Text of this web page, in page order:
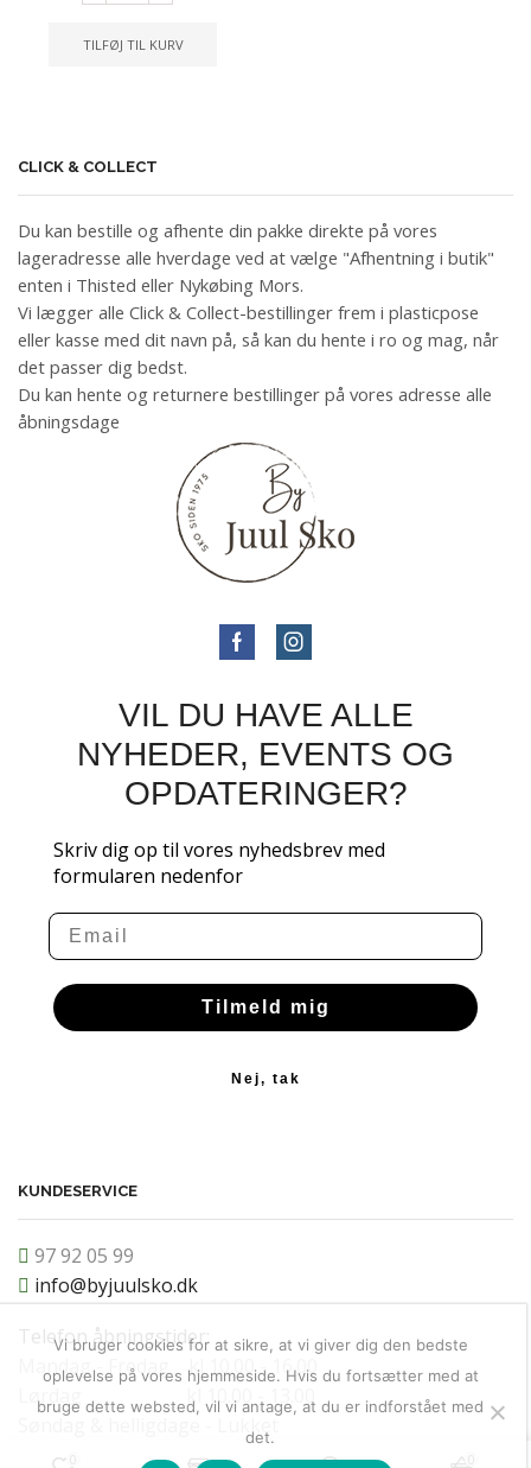
TILFØJ TIL KURV
CLICK & COLLECT
Du kan bestille og afhente din pakke direkte på vores
lageradresse alle hverdage ved at vælge "Afhentning i butik"
enten i Thisted eller Nykøbing Mors.
Vi lægger alle Click & Collect-bestillinger frem i plasticpose
eller kasse med dit navn på, så kan du hente i ro og mag, når
det passer dig bedst.
Du kan hente og returnere bestillinger på vores adresse alle
åbningsdage
VIL DU HAVE ALLE
NYHEDER, EVENTS OG
OPDATERINGER?
Skriv dig op til vores nyhedsbrev med
formularen nedenfor
Email
Tilmeld mig
Nej, tak
KUNDESERVICE
97 92 05 99
info@byjuulsko.dk
Telefon åbningstider:
Mandag - Fredag kl 10.00 - 16.00
Lørdag kl 10.00 - 13.00
Søndag & helligdage - Lukket
Vi bruger cookies for at sikre, at vi giver dig den bedste
oplevelse på vores hjemmeside. Hvis du fortsætter med at
bruge dette websted, vil vi antage, at du er indforstået med
det.